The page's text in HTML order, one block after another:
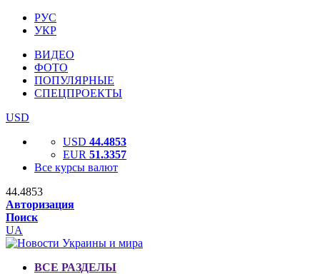
РУС
УКР
ВИДЕО
ФОТО
ПОПУЛЯРНЫЕ
СПЕЦПРОЕКТЫ
USD
USD 44.4853
EUR 51.3357
Все курсы валют
44.4853
Авторизация
Поиск
UA
ВСЕ РАЗДЕЛЫ